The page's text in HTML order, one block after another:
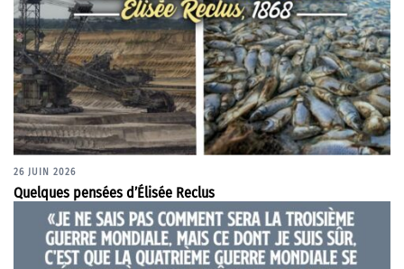
26 JUIN 2026
Quelques pensées d’Élisée Reclus